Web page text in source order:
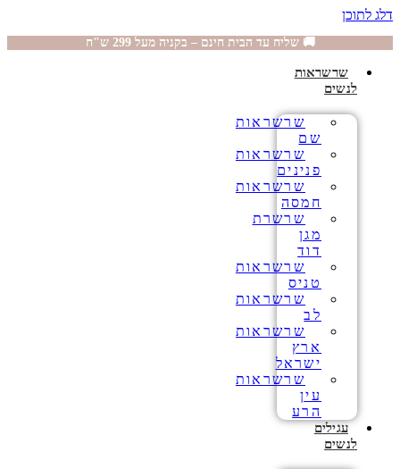
דלג לתוכן
🚚 שליח עד הבית חינם – בקניה מעל 299 ש"ח
שרשראות
לנשים
שרשראות
שם
שרשראות
פנינים
שרשראות
חמסה
שרשרת
מגן
דוד
שרשראות
טניס
שרשראות
לב
שרשראות
ארץ
ישראל
שרשראות
עין
הרע
עגילים
לנשים